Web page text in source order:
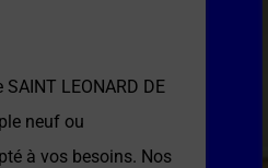
SAINT LEONARD DE
neuf ou
à vos besoins. Nos